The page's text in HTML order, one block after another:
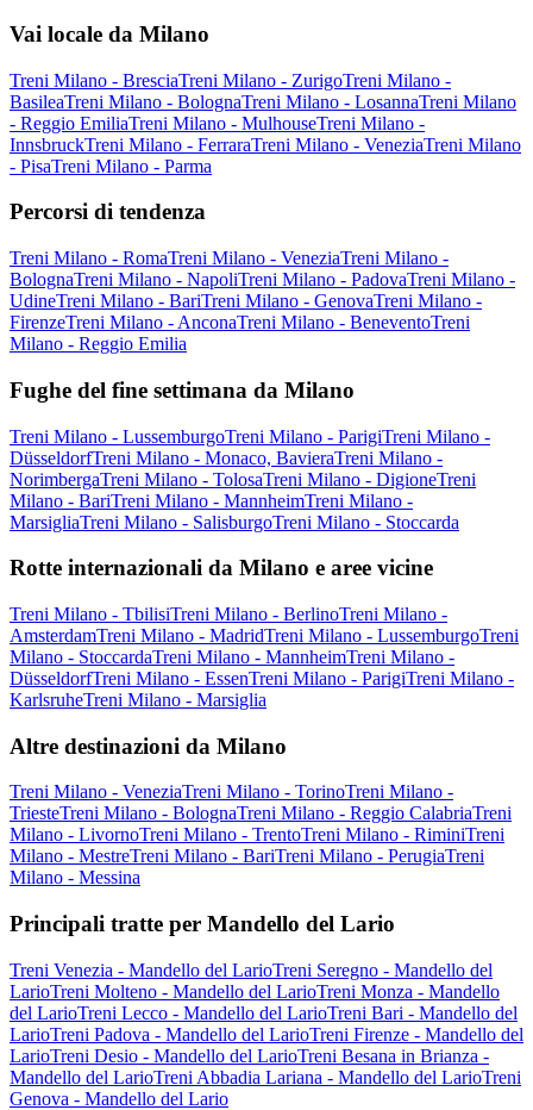
Vai locale da Milano
Treni Milano - BresciaTreni Milano - ZurigoTreni Milano -
BasileaTreni Milano - BolognaTreni Milano - LosannaTreni Milano
- Reggio EmiliaTreni Milano - MulhouseTreni Milano -
InnsbruckTreni Milano - FerraraTreni Milano - VeneziaTreni Milano
- PisaTreni Milano - Parma
Percorsi di tendenza
Treni Milano - RomaTreni Milano - VeneziaTreni Milano -
BolognaTreni Milano - NapoliTreni Milano - PadovaTreni Milano -
UdineTreni Milano - BariTreni Milano - GenovaTreni Milano -
FirenzeTreni Milano - AnconaTreni Milano - BeneventoTreni
Milano - Reggio Emilia
Fughe del fine settimana da Milano
Treni Milano - LussemburgoTreni Milano - ParigiTreni Milano -
DüsseldorfTreni Milano - Monaco, BavieraTreni Milano -
NorimbergaTreni Milano - TolosaTreni Milano - DigioneTreni
Milano - BariTreni Milano - MannheimTreni Milano -
MarsigliaTreni Milano - SalisburgoTreni Milano - Stoccarda
Rotte internazionali da Milano e aree vicine
Treni Milano - TbilisiTreni Milano - BerlinoTreni Milano -
AmsterdamTreni Milano - MadridTreni Milano - LussemburgoTreni
Milano - StoccardaTreni Milano - MannheimTreni Milano -
DüsseldorfTreni Milano - EssenTreni Milano - ParigiTreni Milano -
KarlsruheTreni Milano - Marsiglia
Altre destinazioni da Milano
Treni Milano - VeneziaTreni Milano - TorinoTreni Milano -
TriesteTreni Milano - BolognaTreni Milano - Reggio CalabriaTreni
Milano - LivornoTreni Milano - TrentoTreni Milano - RiminiTreni
Milano - MestreTreni Milano - BariTreni Milano - PerugiaTreni
Milano - Messina
Principali tratte per Mandello del Lario
Treni Venezia - Mandello del LarioTreni Seregno - Mandello del
LarioTreni Molteno - Mandello del LarioTreni Monza - Mandello
del LarioTreni Lecco - Mandello del LarioTreni Bari - Mandello del
LarioTreni Padova - Mandello del LarioTreni Firenze - Mandello del
LarioTreni Desio - Mandello del LarioTreni Besana in Brianza -
Mandello del LarioTreni Abbadia Lariana - Mandello del LarioTreni
Genova - Mandello del Lario